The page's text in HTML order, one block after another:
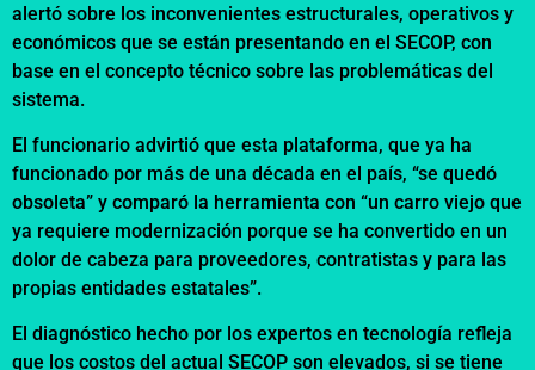
alertó sobre los inconvenientes estructurales, operativos y
económicos que se están presentando en el SECOP, con
base en el concepto técnico sobre las problemáticas del
sistema.
El funcionario advirtió que esta plataforma, que ya ha
funcionado por más de una década en el país, “se quedó
obsoleta” y comparó la herramienta con “un carro viejo que
ya requiere modernización porque se ha convertido en un
dolor de cabeza para proveedores, contratistas y para las
propias entidades estatales”.
El diagnóstico hecho por los expertos en tecnología refleja
que los costos del actual SECOP son elevados, si se tiene